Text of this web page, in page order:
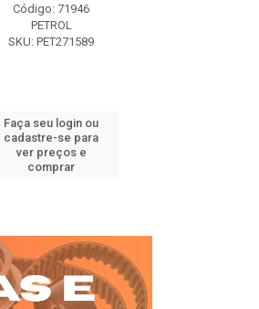
Código: 71946
PETROL
SKU: PET271589
Faça seu login ou
cadastre-se para
ver preços e
comprar